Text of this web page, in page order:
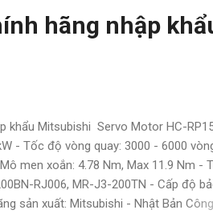
hãng nhập
khẩu Mitsubishi Servo Motor HC-
- Tốc độ vòng quay: 3000 - 6000
men xoắn: 4.78 Nm, Max 11.9 Nm -
RJ006, MR-J3-200TN - Cấp độ
sản xuất: Mitsubishi - Nhật Bản